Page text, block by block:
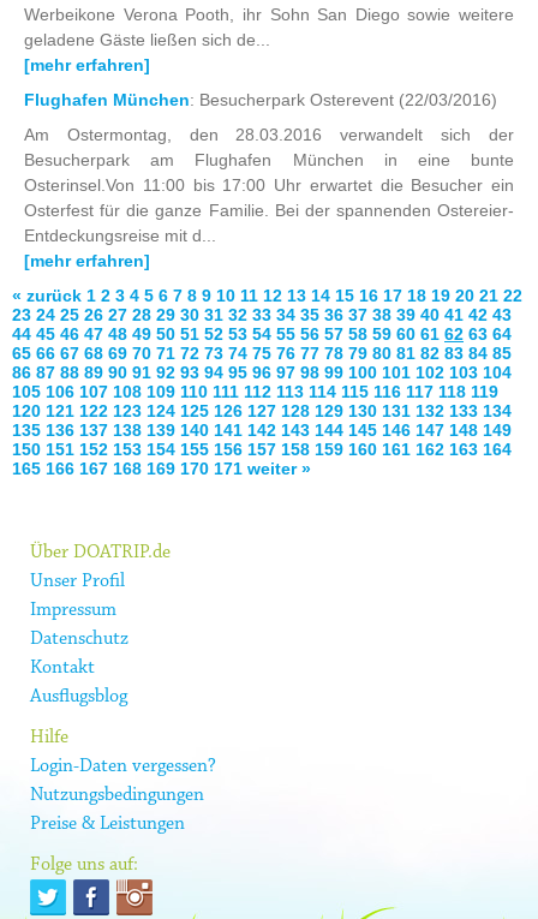
Werbeikone Verona Pooth, ihr Sohn San Diego sowie weitere
geladene Gäste ließen sich de...
[mehr erfahren]
Flughafen München: Besucherpark Osterevent (22/03/2016)
Am Ostermontag, den 28.03.2016 verwandelt sich der
Besucherpark am Flughafen München in eine bunte
Osterinsel.Von 11:00 bis 17:00 Uhr erwartet die Besucher ein
Osterfest für die ganze Familie. Bei der spannenden Ostereier-
Entdeckungsreise mit d...
[mehr erfahren]
« zurück 1 2 3 4 5 6 7 8 9 10 11 12 13 14 15 16 17 18 19 20 21 22
23 24 25 26 27 28 29 30 31 32 33 34 35 36 37 38 39 40 41 42 43
44 45 46 47 48 49 50 51 52 53 54 55 56 57 58 59 60 61 62 63 64
65 66 67 68 69 70 71 72 73 74 75 76 77 78 79 80 81 82 83 84 85
86 87 88 89 90 91 92 93 94 95 96 97 98 99 100 101 102 103 104
105 106 107 108 109 110 111 112 113 114 115 116 117 118 119
120 121 122 123 124 125 126 127 128 129 130 131 132 133 134
135 136 137 138 139 140 141 142 143 144 145 146 147 148 149
150 151 152 153 154 155 156 157 158 159 160 161 162 163 164
165 166 167 168 169 170 171 weiter »
Über DOATRIP.de
Unser Profil
Impressum
Datenschutz
Kontakt
Ausflugsblog
Hilfe
Login-Daten vergessen?
Nutzungsbedingungen
Preise & Leistungen
Folge uns auf: